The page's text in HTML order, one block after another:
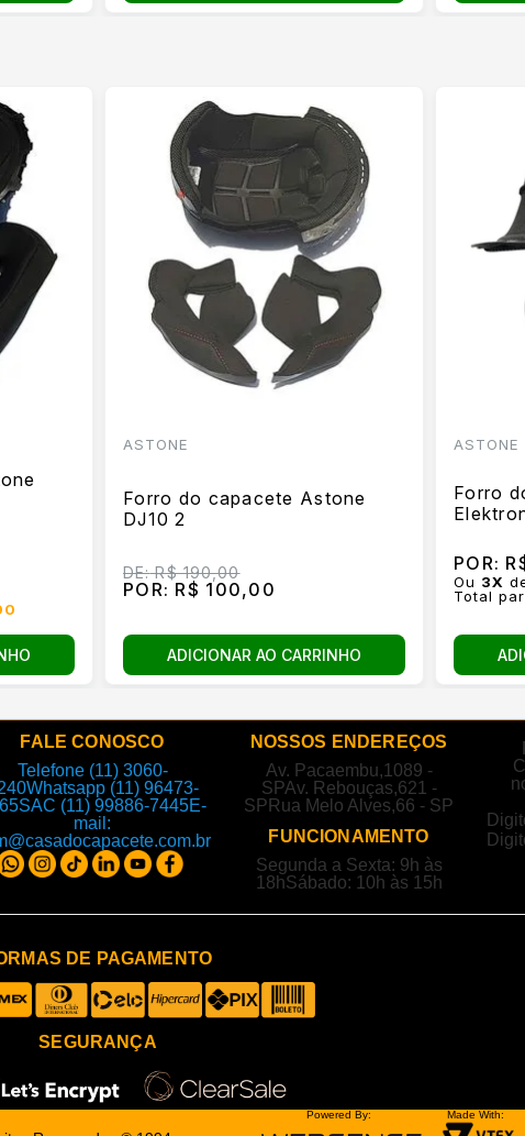
ASTONE
Forro do capacete Astone
DJ10 2
DE:R$ 190,00
POR: R$ 100,00
ADICIONAR AO CARRINHO
ASTONE
Forro
POR:
Ou 3X
Total
FALE CONOSCO
Telefone (11) 3060-
Whatsapp (11) 96473-
SAC (11) 99886-7445E-
mail:
NOSSOS ENDEREÇOS
Av. Pacaembu,1089 -
SPAv. Rebouças,621 -
SP Rua Melo Alves,66 - SP
FUNCIONAMENTO
Segunda a Sexta: 9h às
18hSábado: 10h às 15h
DE PAGAMENTO
SEGURANÇA
Powered By: Made With: